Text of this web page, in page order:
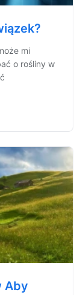
mi
o rośliny w
Aby